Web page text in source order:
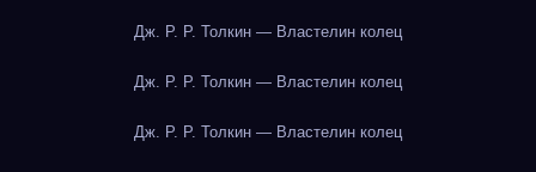
Дж. Р. Р. Толкин — Властелин колец
Дж. Р. Р. Толкин — Властелин колец
Дж. Р. Р. Толкин — Властелин колец